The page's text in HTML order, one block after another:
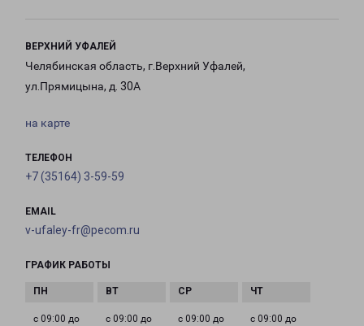
ВЕРХНИЙ УФАЛЕЙ
Челябинская область, г.Верхний Уфалей,
ул.Прямицына, д. 30А
на карте
ТЕЛЕФОН
+7 (35164) 3-59-59
EMAIL
v-ufaley-fr@pecom.ru
ГРАФИК РАБОТЫ
с 09:00 до
с 09:00 до
с 09:00 до
с 09:00 до